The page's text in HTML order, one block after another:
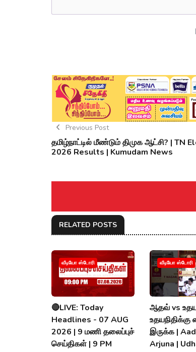
Previous Post
தமிழ்நாட்டில் மீண்டும் திமுக ஆட்சி? | TN
2026 Results | Kumudam News
RELATED POSTS
வீடியோ ஸ்டோரி
🔴LIVE: Today
Headlines - 07 AUG
2026 | 9 மணி தலைப்புச்
செய்திகள் | 9 PM
வீடியோ ஸ்டோரி
ஆதவ் vs
உதயநிதிக்கு
இருக்க |
Arjuna |